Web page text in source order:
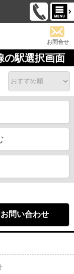
お問合せ
の駅選択画面
お問い合わせ